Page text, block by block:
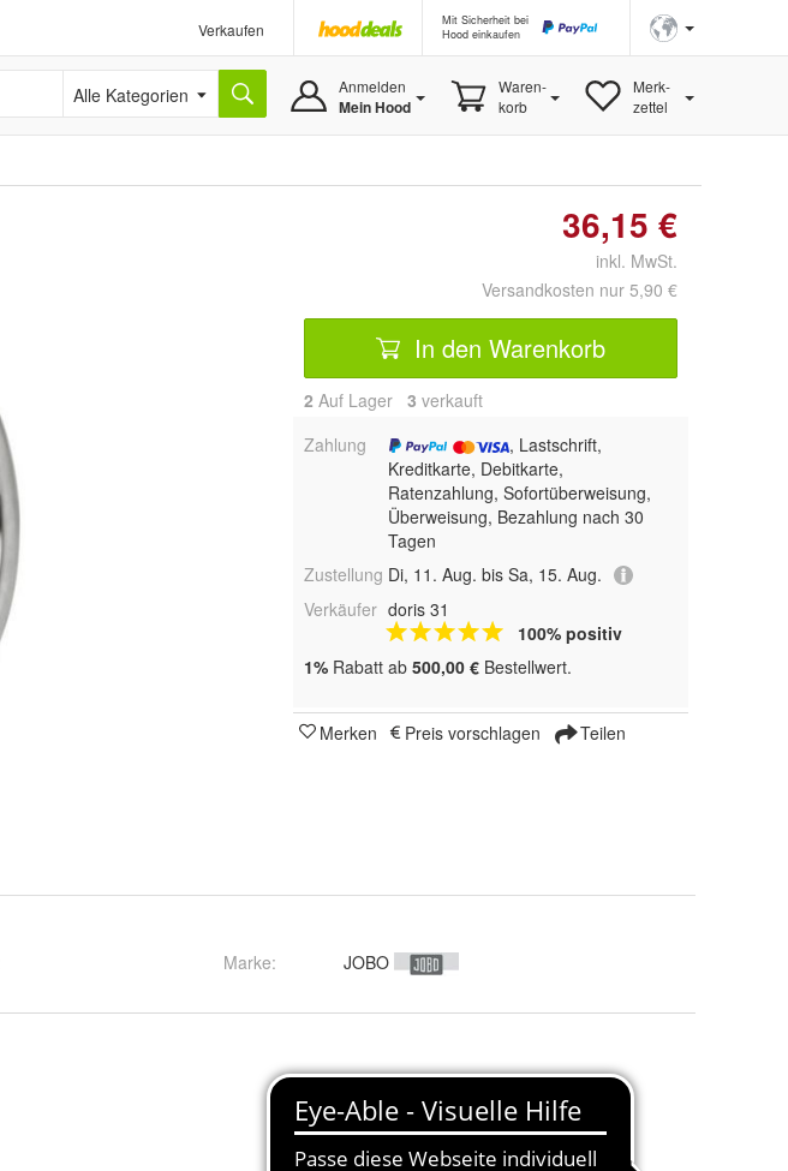
Verkaufen
Mit Sicherheit bei
Hood einkaufen
Alle Kategorien Anmelden
Mein Hood
Waren-
korb
Merk-
zettel
36,15 €
inkl. MwSt.
Versandkosten nur 5,90 €
In den Warenkorb
2 Auf Lager 3 verkauft
Zahlung
, Lastschrift,
Kreditkarte, Debitkarte,
Ratenzahlung, Sofortüberweisung,
Überweisung, Bezahlung nach 30
Tagen
Zustellung Di, 11. Aug. bis Sa, 15. Aug.
Verkäufer doris 31
100% positiv
1% Rabatt ab 500,00 € Bestellwert.
Merken Preis vorschlagen Teilen
Marke: JOBO